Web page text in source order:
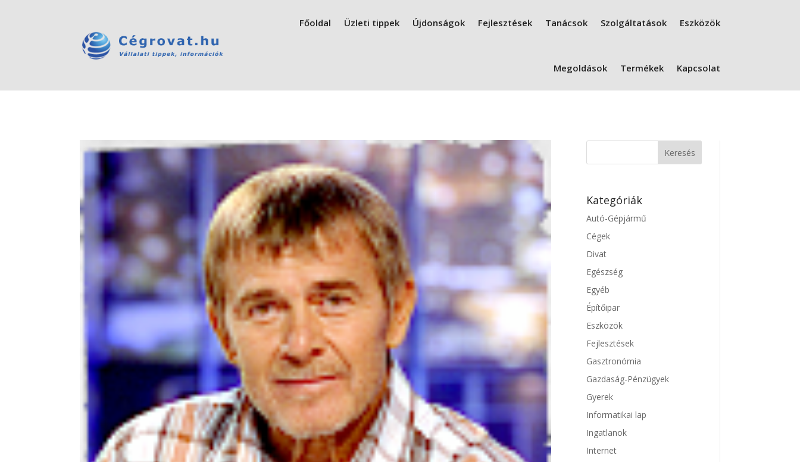
Főoldal Üzleti tippek Újdonságok Fejlesztések Tanácsok Szolgáltatások Eszközök
Megoldások Termékek Kapcsolat
Kategóriák
Autó-Gépjármű
Cégek
Divat
Egészség
Egyéb
Építőipar
Eszközök
Fejlesztések
Gasztronómia
Gazdaság-Pénzügyek
Gyerek
Informatikai lap
Ingatlanok
Internet